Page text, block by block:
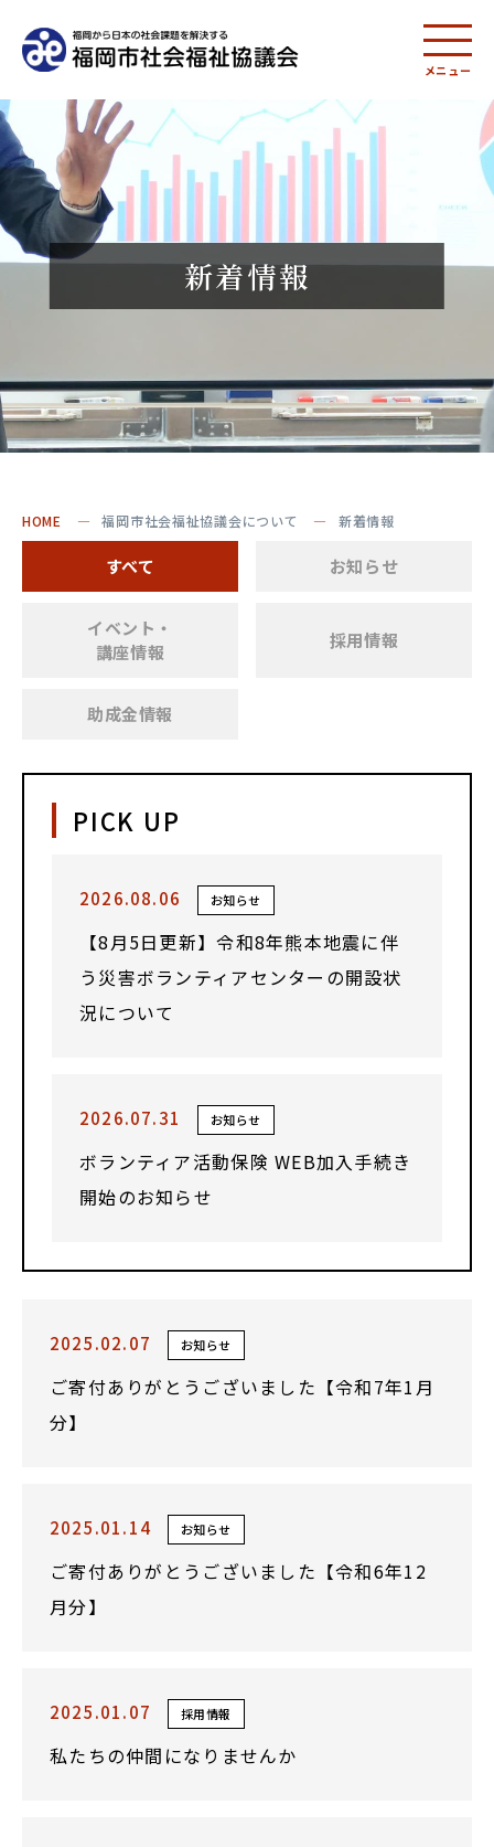
メニュー
新着情報
HOME 福岡市社会福祉協議会について 新着情報
すべて お知らせ
イベント・
講座情報
採用情報
助成金情報
PICK UP
2026.08.06 お知らせ
【8月5日更新】令和8年熊本地震に伴
う災害ボランティアセンターの開設状
況について
2026.07.31 お知らせ
ボランティア活動保険 WEB加入手続き
開始のお知らせ
2025.02.07 お知らせ
ご寄付ありがとうございました【令和7年1月
分】
2025.01.14 お知らせ
ご寄付ありがとうございました【令和6年12
月分】
2025.01.07 採用情報
私たちの仲間になりませんか